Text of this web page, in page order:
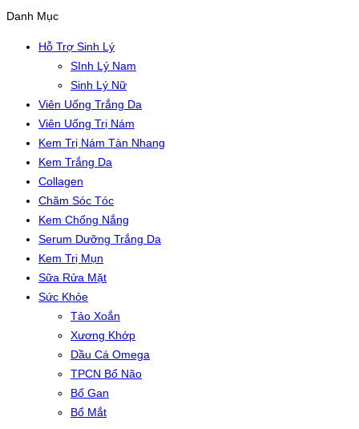
Danh Mục
Hỗ Trợ Sinh Lý
SInh Lý Nam
Sinh Lý Nữ
Viên Uống Trắng Da
Viên Uống Trị Nám
Kem Trị Nám Tàn Nhang
Kem Trắng Da
Collagen
Chăm Sóc Tóc
Kem Chống Nắng
Serum Dưỡng Trắng Da
Kem Trị Mụn
Sữa Rửa Mặt
Sức Khỏe
Tảo Xoắn
Xương Khớp
Dầu Cá Omega
TPCN Bổ Não
Bổ Gan
Bổ Mắt